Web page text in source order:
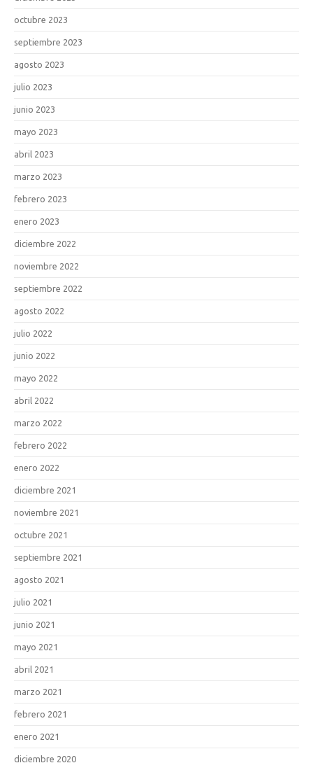
octubre 2023
septiembre 2023
agosto 2023
julio 2023
junio 2023
mayo 2023
abril 2023
marzo 2023
febrero 2023
enero 2023
diciembre 2022
noviembre 2022
septiembre 2022
agosto 2022
julio 2022
junio 2022
mayo 2022
abril 2022
marzo 2022
febrero 2022
enero 2022
diciembre 2021
noviembre 2021
octubre 2021
septiembre 2021
agosto 2021
julio 2021
junio 2021
mayo 2021
abril 2021
marzo 2021
febrero 2021
enero 2021
diciembre 2020